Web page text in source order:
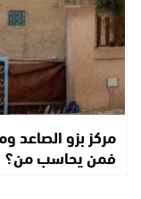
مركز بزو الصاعد
فمن يحاسب من؟